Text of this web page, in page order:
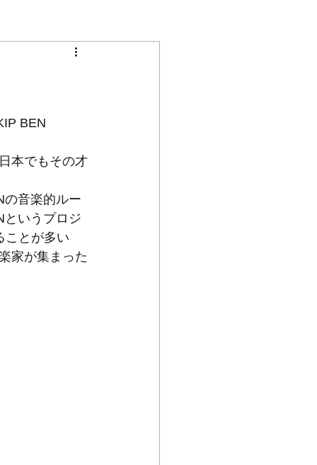
BEN
本でもその才
の音楽的ルー
というプロジ
ことが多い
家が集まった